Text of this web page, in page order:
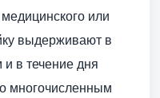
или
выдерживают в
в течение дня
многочисленным